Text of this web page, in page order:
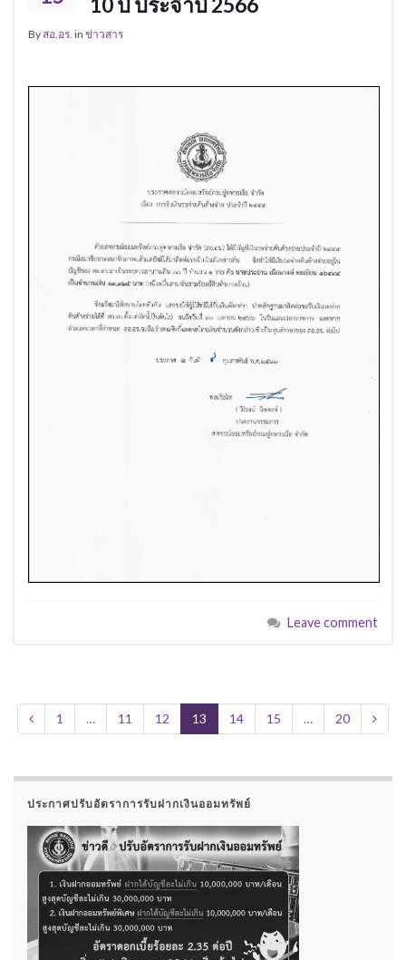
By สอ.อร. in ข่าวสาร
Leave comment
1 … 11 12 13 14 15 … 20
ประกาศปรับอัตราการรับฝากเงินออมทรัพย์